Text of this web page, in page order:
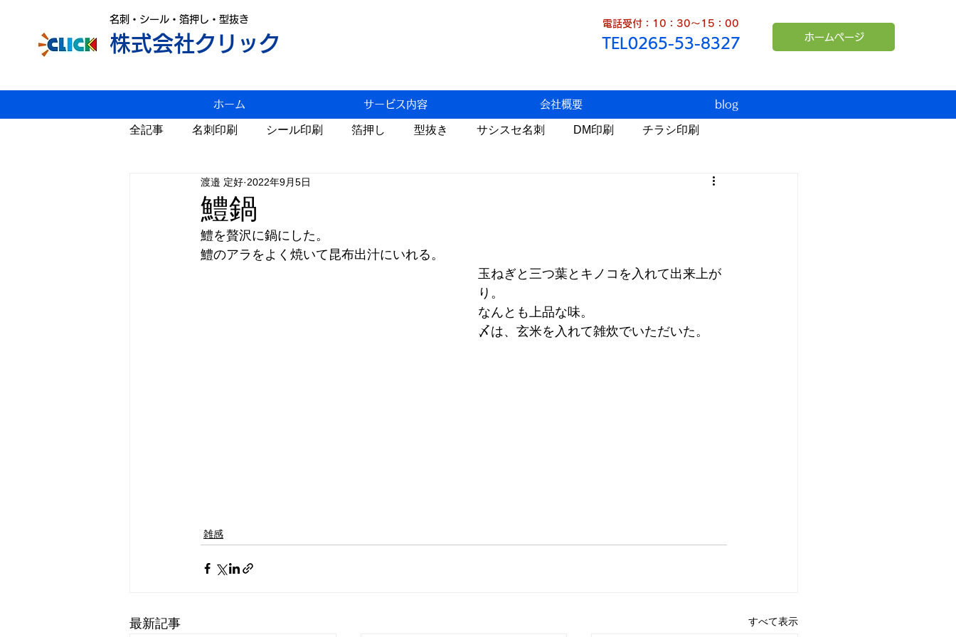
名刺・シール・箔押し・型抜き
株式会社クリック
電話受付：10：30～15：00
TEL0265-53-8327 ホームページ
ホーム サービス内容 会社概要 blog
全記事 名刺印刷 シール印刷 箔押し 型抜き サシスセ名刺 DM印刷 チラシ印刷
変形名刺印刷 雑感 PFデータ割引 インボイス
スジ入れ 値上げ 年賀状
温暖化
鱧鍋
渡邉 定好 2022年9月5日
鱧を贅沢に鍋にした。
鱧のアラをよく焼いて昆布出汁にいれる。
玉ねぎと三つ葉とキノコを入れて出来上が
り。
なんとも上品な味。
〆は、玄米を入れて雑炊でいただいた。
雑感
最新記事 すべて表示